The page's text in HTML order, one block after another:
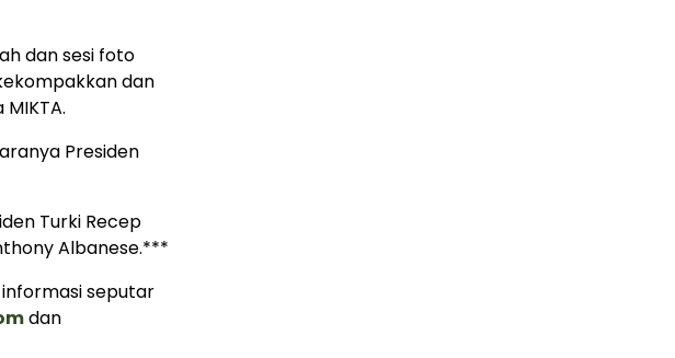
dan sesi foto
dan
Presiden
Turki Recep
Albanese.***
seputar
dan